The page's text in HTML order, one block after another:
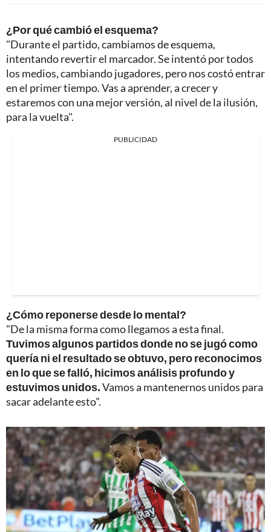
¿Por qué cambió el esquema?
"Durante el partido, cambiamos de esquema,
intentando revertir el marcador. Se intentó por todos
los medios, cambiando jugadores, pero nos costó entrar
en el primer tiempo. Vas a aprender, a crecer y
estaremos con una mejor versión, al nivel de la ilusión,
para la vuelta".
PUBLICIDAD
¿Cómo reponerse desde lo mental?
"De la misma forma como llegamos a esta final.
Tuvimos algunos partidos donde no se jugó como
quería ni el resultado se obtuvo, pero reconocimos
en lo que se falló, hicimos análisis profundo y
estuvimos unidos.Vamos a mantenernos unidos para
sacar adelante esto".